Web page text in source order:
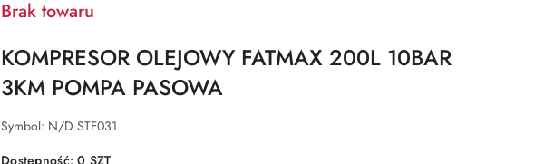
Brak towaru
KOMPRESOR OLEJOWY FATMAX 200L 10BAR
3KM POMPA PASOWA
Symbol: N/D STF031
Dostępność:0 SZT